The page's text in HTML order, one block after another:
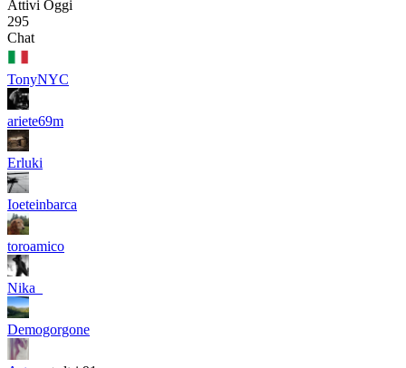
Attivi Oggi
295
Chat
TonyNYC
ariete69m
Erluki
Ioeteinbarca
toroamico
Nika_
Demogorgone